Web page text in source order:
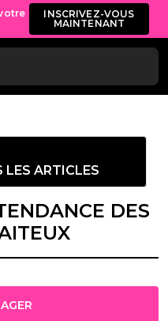
commandes à
ACHETEZ
LES ARTICLES
DES